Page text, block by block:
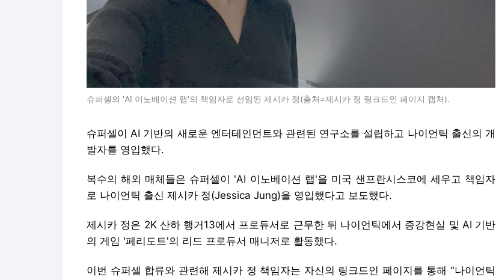
슈퍼셀의 'AI 이노베이션 랩'의 책임자로 선임된 제시카 정(출처=제시카 정 링크드인 페이지 캡처).
슈퍼셀이 AI 기반의 새로운 엔터테인먼트와 관련된 연구소를 설립하고 나이언틱 출신의 개
발자를 영입했다.
복수의 해외 매체들은 슈퍼셀이 'AI 이노베이션 랩'을 미국 샌프란시스코에 세우고 책임자
로 나이언틱 출신 제시카 정(Jessica Jung)을 영입했다고 보도했다.
제시카 정은 2K 산하 행거13에서 프로듀서로 근무한 뒤 나이언틱에서 증강현실 및 AI 기반
의 게임 '페리도트'의 리드 프로듀서 매니저로 활동했다.
이번 슈퍼셀 합류와 관련해 제시카 정 책임자는 자신의 링크드인 페이지를 통해 "나이언틱